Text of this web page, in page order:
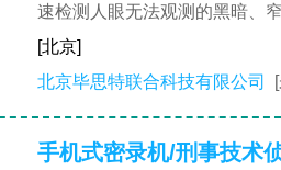
速检测人眼无法观测的黑暗、
[北京]
北京毕思特联合科技有限公司
手机式密录机/刑事技术